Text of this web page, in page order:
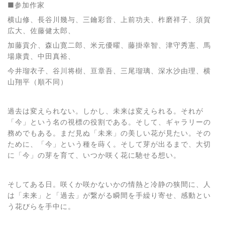
■参加作家
横山修、長谷川幾与、三鑰彩音、上前功夫、柞磨祥子、須賀
広大、佐藤健太郎、
加藤貢介、森山寛二郎、米元優曜、藤掛幸智、津守秀憲、馬
場康貴、中田真裕、
今井瑠衣子、谷川将樹、亘章吾、三尾瑠璃、深水沙由理、横
山翔平（順不同）
過去は変えられない。しかし、未来は変えられる。それが
「今」という名の視標の役割である。そして、ギャラリーの
務めでもある。まだ見ぬ「未来」の美しい花が見たい。その
ために、「今」という種を蒔く。そして芽が出るまで、大切
に「今」の芽を育て、いつか咲く花に馳せる想い。
そしてある日。咲くか咲かないかの情熱と冷静の狭間に、人
は「未来」と「過去」が繋がる瞬間を手繰り寄せ、感動とい
う花びらを手中に。